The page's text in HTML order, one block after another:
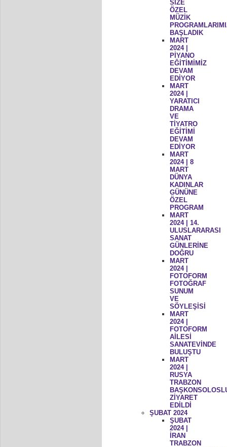
SİZE
ÖZEL
MÜZİK
BAŞLADIK
MART
2024 |
PİYANO
EĞİTİMİMİZ
DEVAM
EDİYOR
MART
2024 |
YARATICI
DRAMA
VE
TİYATRO
EĞİTİMİ
DEVAM
EDİYOR
MART
2024 | 8
MART
DÜNYA
KADINLAR
GÜNÜNE
ÖZEL
PROGRAM
MART
2024 | 14.
ULUSLARARASI
SANAT
GÜNLERİNE
DOĞRU
MART
2024 |
FOTOFORM
FOTOĞRAF
SUNUM
VE
SÖYLEŞİSİ
MART
2024 |
FOTOFORM
AİLESİ
SANATEVİNDE
BULUŞTU
MART
2024 |
RUSYA
TRABZON
ZİYARET
EDİLDİ
ŞUBAT 2024
ŞUBAT
2024 |
İRAN
TRABZON